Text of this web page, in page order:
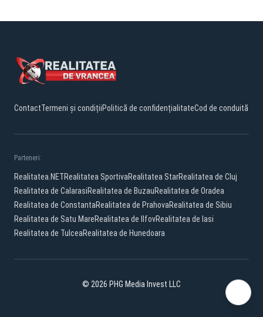
ContactTermeni și condițiiPolitică de confidențialitateCod de conduită
Parteneri:
Realitatea.NETRealitatea SportivaRealitatea StarRealitatea de Cluj
Realitatea de CalarasiRealitatea de BuzauRealitatea de Oradea
Realitatea de ConstantaRealitatea de PrahovaRealitatea de Sibiu
Realitatea de Satu MareRealitatea de IlfovRealitatea de Iasi
Realitatea de TulceaRealitatea de Hunedoara
© 2026 PHG Media Invest LLC